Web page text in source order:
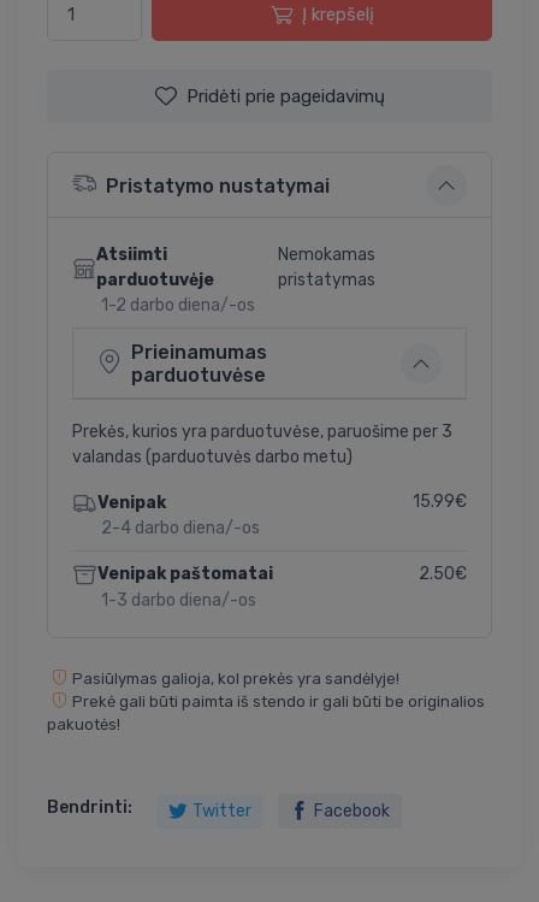
Į krepšelį
Pridėti prie pageidavimų
Pristatymo nustatymai
Atsiimti
parduotuvėje
1-2 darbo diena/-os
Nemokamas
pristatymas
Prieinamumas
parduotuvėse
Prekės, kurios yra parduotuvėse, paruošime per 3
valandas (parduotuvės darbo metu)
Venipak
2-4 darbo diena/-os
15.99€
Venipak paštomatai
1-3 darbo diena/-os
2.50€
Pasiūlymas galioja, kol prekės yra sandėlyje!
Prekė gali būti paimta iš stendo ir gali būti be originalios
pakuotės!
Bendrinti: Twitter Facebook